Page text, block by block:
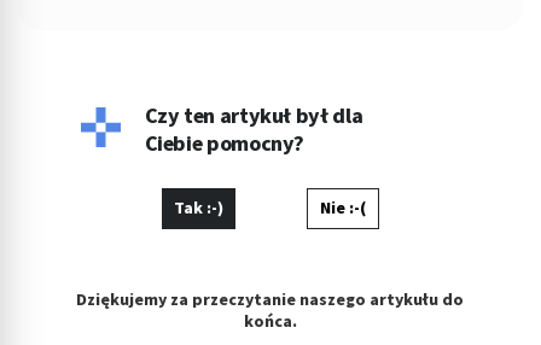
dziedzinie Kulturoznawstwa, wyróżnia się zdolnością do
przekazywania skomplikowanych tematów w przystępny i
angażujący sposób. Jej teksty charakteryzują się głębokim
Czy ten artykuł był dla
Ciebie pomocny?
Tak :-) Nie :-(
Dziękujemy za przeczytanie naszego artykułu do
końca.